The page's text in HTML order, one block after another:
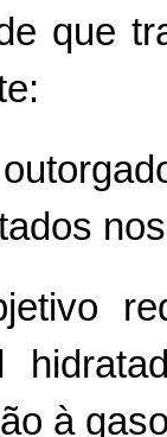
que
à